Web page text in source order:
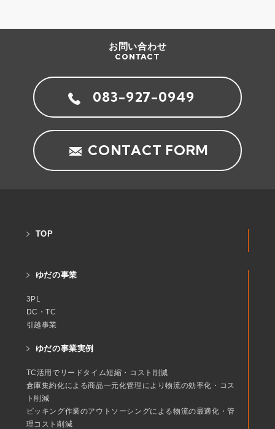
お問い合わせ
CONTACT
083-927-0949
CONTACT FORM
TOP
ゆだの事業
3PL
DC・TC
引越事業
ゆだの事業実例
TC活用でリードタイム短縮・コスト削減
倉庫集約化による商品一元化管理により物流の効率化・コス
ト削減
ピッキング作業のアウトソーシングによる物流の最適化・管
理コスト削減